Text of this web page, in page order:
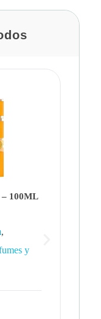
– 100ML
,
y